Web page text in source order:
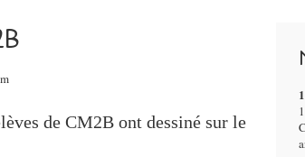
de CM2B ont dessiné sur le